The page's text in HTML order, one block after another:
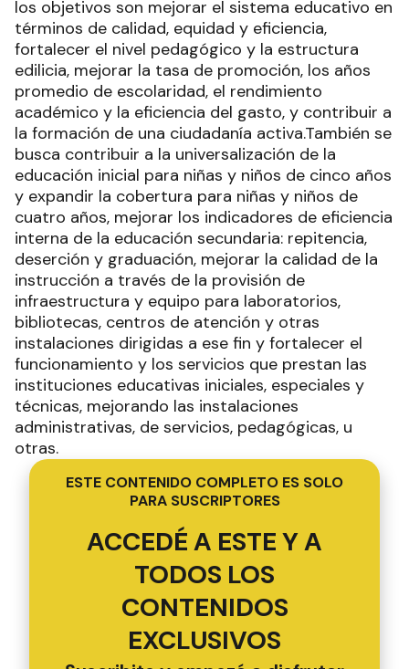
los objetivos son mejorar el sistema educativo en
términos de calidad, equidad y eficiencia,
fortalecer el nivel pedagógico y la estructura
edilicia, mejorar la tasa de promoción, los años
promedio de escolaridad, el rendimiento
académico y la eficiencia del gasto, y contribuir a
la formación de una ciudadanía activa.También se
busca contribuir a la universalización de la
educación inicial para niñas y niños de cinco años
y expandir la cobertura para niñas y niños de
cuatro años, mejorar los indicadores de eficiencia
interna de la educación secundaria: repitencia,
deserción y graduación, mejorar la calidad de la
instrucción a través de la provisión de
infraestructura y equipo para laboratorios,
bibliotecas, centros de atención y otras
instalaciones dirigidas a ese fin y fortalecer el
funcionamiento y los servicios que prestan las
instituciones educativas iniciales, especiales y
técnicas, mejorando las instalaciones
administrativas, de servicios, pedagógicas, u
otras.
ESTE CONTENIDO COMPLETO ES SOLO
PARA SUSCRIPTORES
ACCEDÉ A ESTE Y A
TODOS LOS
CONTENIDOS
EXCLUSIVOS